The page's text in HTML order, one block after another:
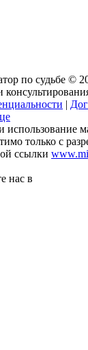
©
|
использование
только с
ссылки
нас в